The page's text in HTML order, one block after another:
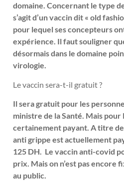
domaine. Concernant le type
s’agit d’un vaccin dit « old
pour lequel ses concepteurs
expérience. Il faut souligner
désormais dans le domaine
virologie.
Le vaccin sera-t-il gratuit ?
Il sera gratuit pour les
ministre de la Santé. Mais pour
certainement payant. A titre
anti grippe est actuellement
125 DH. Le vaccin anti-covid
prix. Mais on n’est pas encore
au public.